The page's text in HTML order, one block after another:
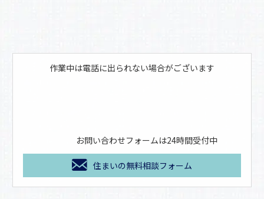
作業中は電話に出られない場合がございます
お問い合わせフォームは24時間受付中
住まいの無料相談フォーム